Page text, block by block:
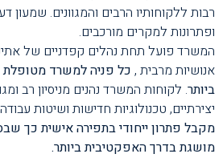
רבות ללקוחותיו הרבים והמגוונים. שמעון
ופתרונות למקרים מורכבים.
המשרד פועל תחת נהלים קפדניים של
אנושיות מרבית , כל פניה למשרד מטופלת
ביותר. לקוחות המשרד נהנים מניסיון רב
יצירתיים, טכנולוגיות חדישות ושיטות
מקבל פתרון ייחודי בתפירה אישית כך
מושגת בדרך האפקטיבית ביותר.